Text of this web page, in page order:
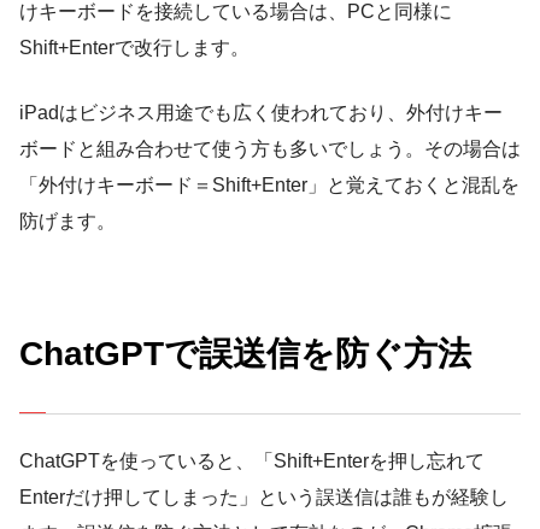
けキーボードを接続している場合は、PCと同様に
Shift+Enterで改行します。
iPadはビジネス用途でも広く使われており、外付けキー
ボードと組み合わせて使う方も多いでしょう。その場合は
「外付けキーボード＝Shift+Enter」と覚えておくと混乱を
防げます。
ChatGPTで誤送信を防ぐ方法
ChatGPTを使っていると、「Shift+Enterを押し忘れて
Enterだけ押してしまった」という誤送信は誰もが経験し